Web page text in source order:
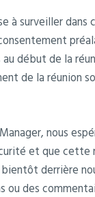
à surveiller dans
début de la
de la réunion
nous
et que cette
derrière
ou des